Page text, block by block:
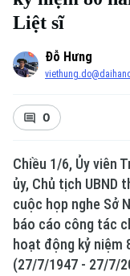
Liệt sĩ
Đỗ Hưng
0
Chiều 1/6, Ủy viên
ủy, Chủ tịch UBND
cuộc họp nghe Sở
báo cáo công tác
hoạt động kỷ niệm
(27/7/1947 - 27/7/